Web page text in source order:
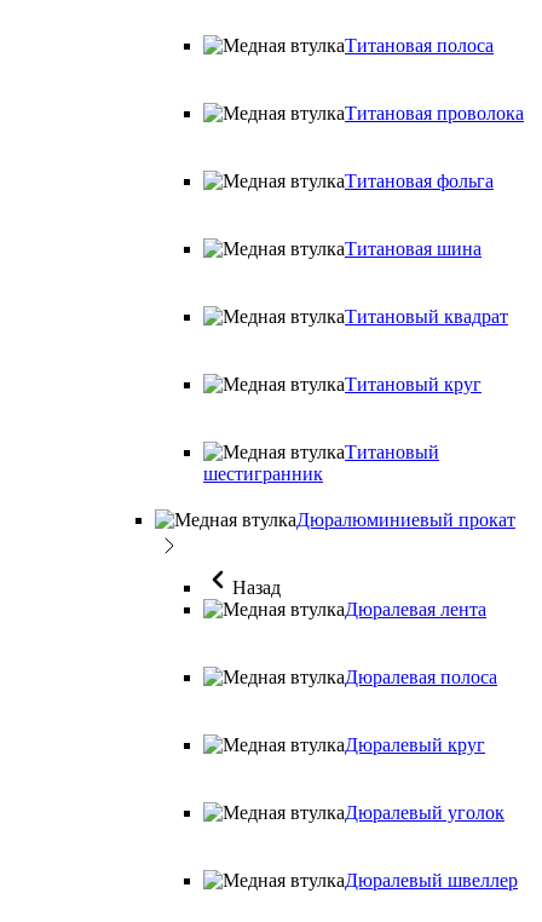
Титановая полоса
Титановая проволока
Титановая фольга
Титановая шина
Титановый квадрат
Титановый круг
Титановый
шестигранник
Дюралюминиевый прокат
Назад
Дюралевая лента
Дюралевая полоса
Дюралевый круг
Дюралевый уголок
Дюралевый швеллер